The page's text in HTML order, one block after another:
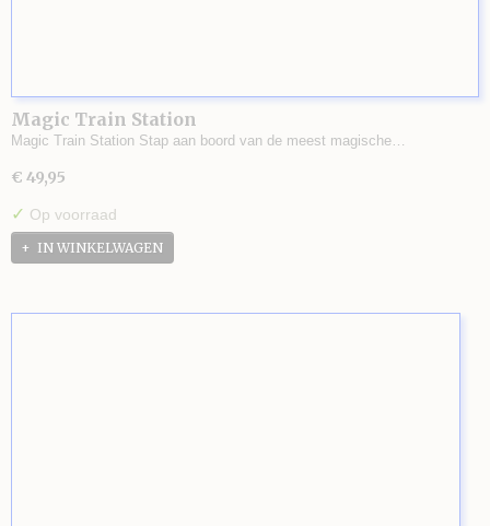
Magic Train Station
Magic Train Station Stap aan boord van de meest magische…
€ 49,95
✓ Op voorraad
IN WINKELWAGEN